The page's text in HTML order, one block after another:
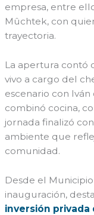
empresa, entre
Mûchtek, con
trayectoria.
La apertura contó
vivo a cargo del
escenario con
combinó cocina,
jornada finalizó
ambiente que
comunidad.
Desde el
inauguración,
inversión